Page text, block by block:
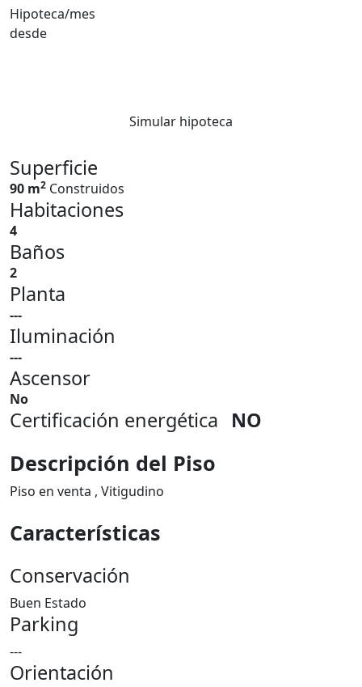
Hipoteca/mes
desde
Simular hipoteca
Superficie
90 m2 Construidos
Habitaciones
4
Baños
2
Planta
---
Iluminación
---
Ascensor
No
Certificación energética NO
Descripción del Piso
Piso en venta , Vitigudino
Características
Conservación
Buen Estado
Parking
---
Orientación